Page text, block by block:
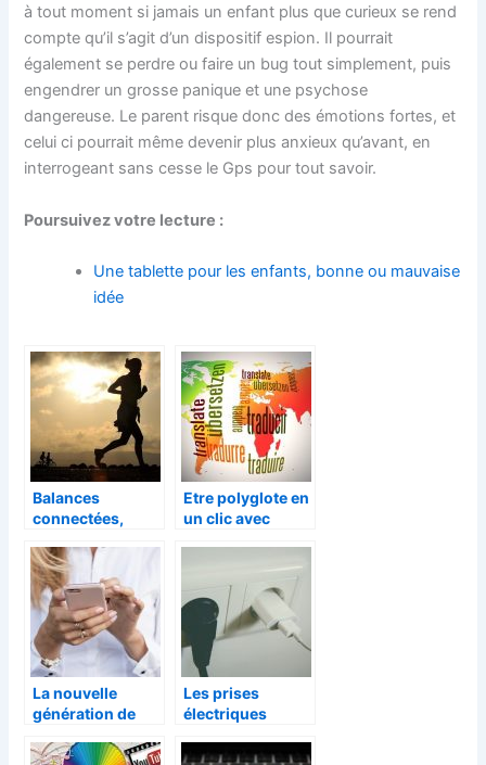
à tout moment si jamais un enfant plus que curieux se rend
compte qu’il s’agit d’un dispositif espion. Il pourrait
également se perdre ou faire un bug tout simplement, puis
engendrer un grosse panique et une psychose
dangereuse. Le parent risque donc des émotions fortes, et
celui ci pourrait même devenir plus anxieux qu’avant, en
interrogeant sans cesse le Gps pour tout savoir.
Poursuivez votre lecture :
Une tablette pour les enfants, bonne ou mauvaise
idée
Balances
connectées,
mauvaise idée ?
Etre polyglote en
un clic avec
La nouvelle
génération de
mobile
Les prises
électriques
pourquoi?